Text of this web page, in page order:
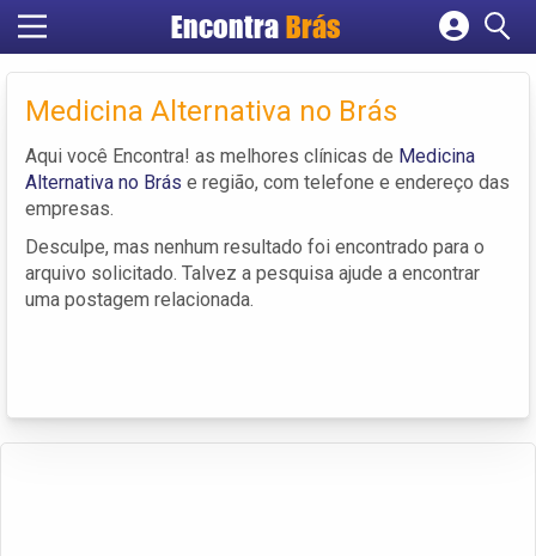
Encontra Brás
Cadastrar empresa
Criar conta
Medicina Alternativa no Brás
Aqui você Encontra! as melhores clínicas de Medicina
Alternativa no Brás e região, com telefone e endereço das
empresas.
Desculpe, mas nenhum resultado foi encontrado para o
arquivo solicitado. Talvez a pesquisa ajude a encontrar
uma postagem relacionada.